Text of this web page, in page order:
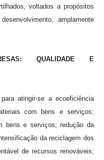
voltados a propósitos
amplamente
QUALIDADE E
atingir-se a ecoeficiência
com bens e serviços;
bens e serviços; redução da
da reciclagem dos
de recursos renováveis;